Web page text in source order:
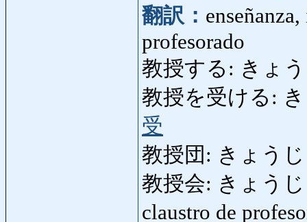
翻訳：
profesorado
教授する: きょ
教授を受ける:
受
教授団: きょうじ
教授会: きょうじ
claustro de